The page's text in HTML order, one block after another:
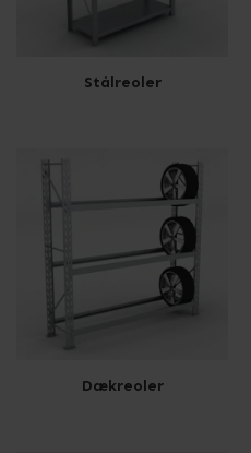
Stålreoler
Dækreoler